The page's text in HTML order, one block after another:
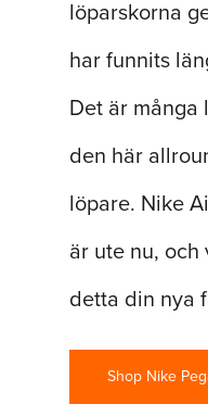
löparskorna
har funnits
Det är många
den här
löpare. Nike
är ute nu, och
detta din nya
Shop Nike